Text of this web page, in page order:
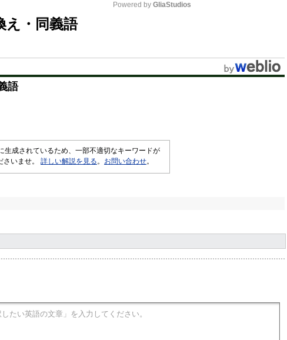
Powered by GliaStudios
え・同義語
語
生成されているため、一部不適切なキーワードが
さいませ。 詳しい解説を見る 。 お問い合わせ。